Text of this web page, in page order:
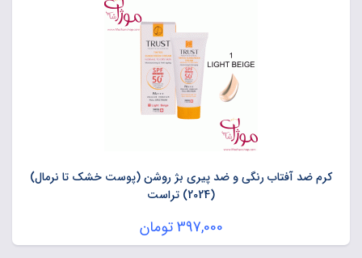
کرم ضد آفتاب رنگی و ضد پیری بژ روشن (پوست خشک تا نرمال)
(2024) تراست
397,000تومان